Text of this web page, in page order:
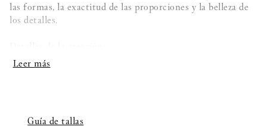
las formas, la exactitud de las proporciones y la belleza de
los detalles.
Guía de tallas